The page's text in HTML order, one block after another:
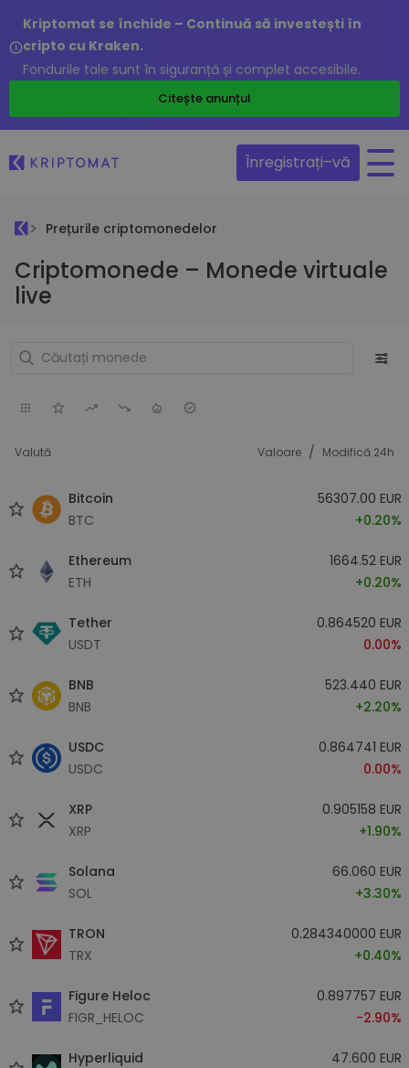
Kriptomat se închide – Continuă să investești în
cripto cu Kraken.
Fondurile tale sunt în siguranță și complet accesibile.
Citește anunțul
Înregistrați–vă
Prețurile criptomonedelor
Criptomonede – Monede virtuale
live
Valută Valoare / Modifică 24h
Bitcoin
BTC
56307.00 EUR
+0.20%
Ethereum
ETH
1664.52 EUR
+0.20%
Tether
USDT
0.864520 EUR
0.00%
BNB
BNB
523.440 EUR
+2.20%
USDC
USDC
0.864741 EUR
0.00%
XRP
XRP
0.905158 EUR
+1.90%
Solana
SOL
66.060 EUR
+3.30%
TRON
TRX
0.284340000 EUR
+0.40%
Figure Heloc
FIGR_HELOC
0.897757 EUR
-2.90%
Hyperliquid
47.600 EUR